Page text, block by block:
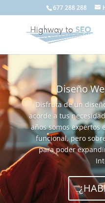
677 288 288
Diseño
Disfruta de un
acorde a tus
años somos expertos
funcional, pero
para poder